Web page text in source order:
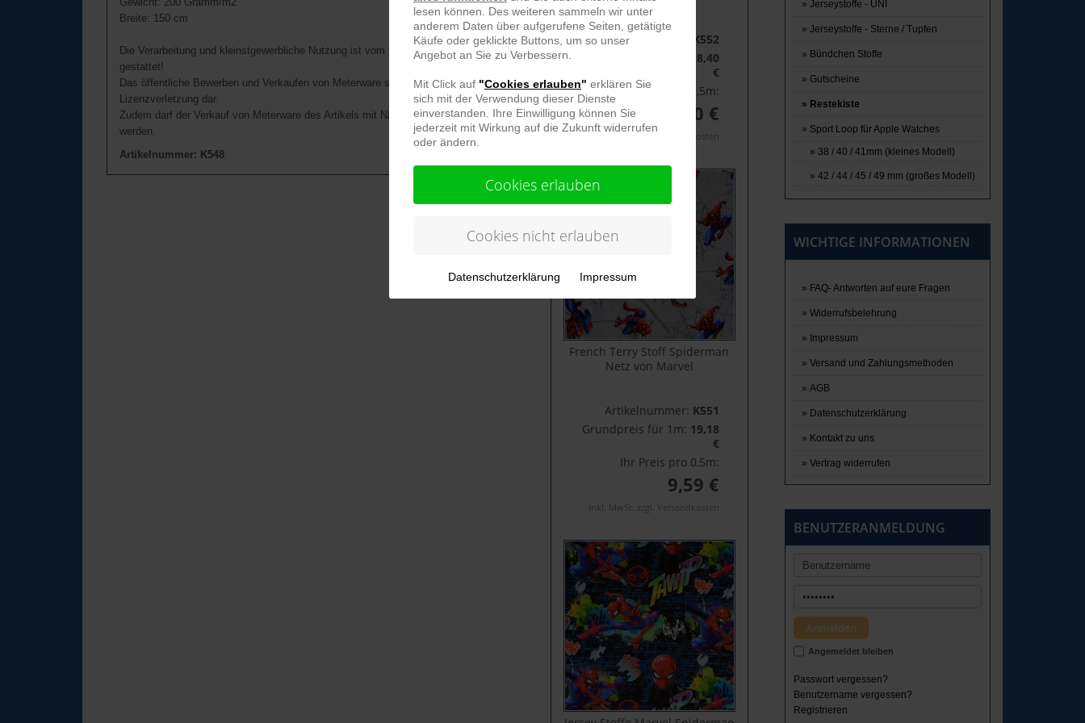
Breite: 150 cm
Die Verarbeitung und kleinstgewerbliche Nutzung ist vom Lizenzgeber nicht
gestattet!
Das öffentliche Bewerben und Verkaufen von Meterware stellt keine
Lizenzverletzung dar.
Zudem darf der Verkauf von Meterware des Artikels mit Nähbeispielen beworben
werden.
Artikelnummer: K548
Artikelnummer:
K552
18,40
€
Ihr Preis pro 0,5m:
9,20 €
inkl. MwSt. zzgl. Versandkosten
French Terry Stoff Spiderman
Netz von Marvel
Artikelnummer: K551
Grundpreis für 1m: 19,18
€
Ihr Preis pro 0,5m:
9,59 €
inkl. MwSt. zzgl. Versandkosten
Jerseystoffe - UNI
Jerseystoffe - Sterne / Tupfen
Bündchen Stoffe
Gutscheine
Restekiste
Sport Loop für Apple Watches
38 / 40 / 41mm (kleines Modell)
42 / 44 / 45 / 49 mm (großes Modell)
WICHTIGE INFORMATIONEN
FAQ- Antworten auf eure Fragen
Widerrufsbelehrung
Impressum
Versand und Zahlungsmethoden
AGB
Datenschutzerklärung
Kontakt zu uns
Vertrag widerrufen
BENUTZERANMELDUNG
Angemeldet bleiben
Passwort vergessen?
Benutzername vergessen?
Registrieren
lesen können. Des weiteren sammeln wir unter
anderem Daten über aufgerufene Seiten, getätigte
Käufe oder geklickte Buttons, um so unser
Angebot an Sie zu Verbessern.
Mit Click auf "Cookies erlauben" erklären Sie
sich mit der Verwendung dieser Dienste
einverstanden. Ihre Einwilligung können Sie
jederzeit mit Wirkung auf die Zukunft widerrufen
oder ändern.
Cookies erlauben
Cookies nicht erlauben
Datenschutzerklärung Impressum